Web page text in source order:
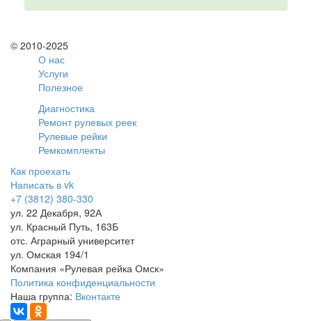
© 2010-2025
О нас
Услуги
Полезное
Диагностика
Ремонт рулевых реек
Рулевые рейки
Ремкомплекты
Как проехать
Написать в vk
+7 (3812) 380-330
ул. 22 Декабря, 92А
ул. Красный Путь, 163Б
отс. Аграрный университет
ул. Омская 194/1
Компания «Рулевая рейка Омск»
Политика конфиденциальности
Наша группа: Вконтакте